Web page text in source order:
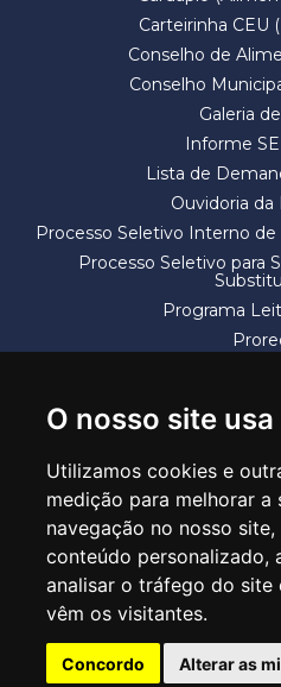
O nosso site
Utilizamos cookies e
medição para melhorar a
navegação no nosso
conteúdo personalizado,
analisar o tráfego do site
vêm os visitantes.
Concordo Alterar as
Carteirinha CEU
Conselho de
Conselho
Galeria
Informe
Lista de
Ouvidoria da
Processo Seletivo Interno
Processo Seletivo para
Programa
SECRETARIA
Rua Claudino Barbosa, 313 -
Central de